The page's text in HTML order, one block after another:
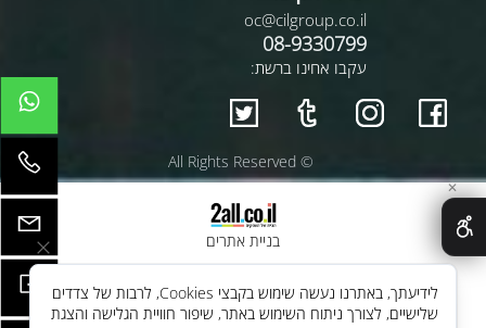
oc@cilgroup.co.il
08-9330799
עקבו אחינו ברשת:
© All Rights Reserved
בניית אתרים
✕
לידיעתך, באתרנו נעשה שימוש בקבצי Cookies, לרבות של צדדים
שלישיים, לצורך ניתוח השימוש באתר, שיפור חוויית הגלישה והצגת